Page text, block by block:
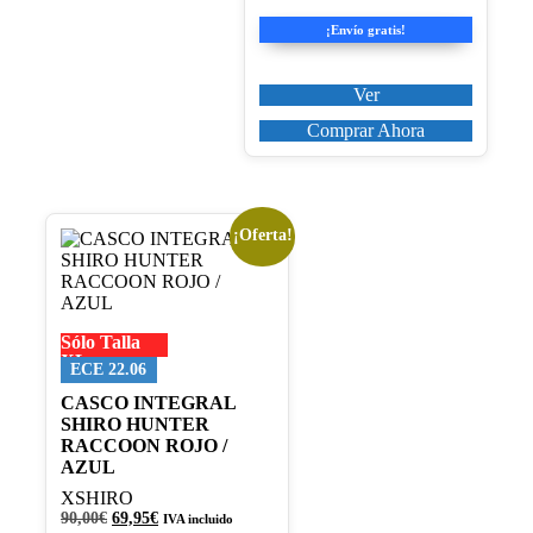
original
era:
actual
es:
¡Envío gratis!
Ver
Comprar Ahora
¡Oferta!
Sólo Talla
XL
ECE 22.06
CASCO INTEGRAL
SHIRO HUNTER
RACCOON ROJO /
AZUL
XSHIRO
90,00€ El
69,95€ElIVA incluido
Este
producto
tiene
múltiples
Las
opciones
se
pueden
elegir
en
la
página
de